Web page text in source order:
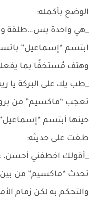
الوضع بأكمله:
_هي واحدة بس…طلقة
ابتسم “إسماعيل”
وهتف مُستخفًا بما يفعله
_طب يلا، على البركة يا
تعجب “ماكسيم” من
حينها أبتسم
طغت على حديثه:
_أقولك اخطفني أحسن،
تحدث “ماكسيم” من بين
والتحكم به لكن زمام